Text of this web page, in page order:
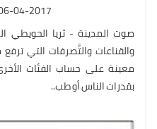
06-04-2017 11:31
صوت المدينة - ثريا الحويطي
والقناعات والتَّصرفات التي
معينة على حساب الفئات
بقدرات الناس أو طب..